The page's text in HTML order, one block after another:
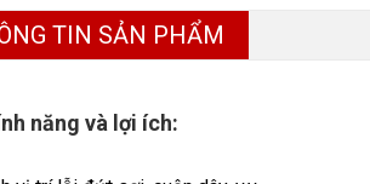
TIN SẢN PHẨM
năng và lợi ích: